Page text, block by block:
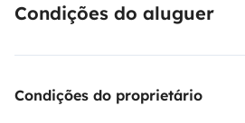
Condições do aluguer
Condições do proprietário